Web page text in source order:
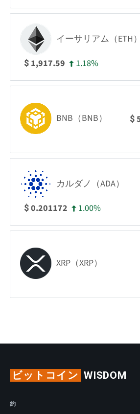
イーサリアム（ETH）
$ 1,917.59 1.18%
BNB（BNB） $
カルダノ（ADA）
$0.201172 1.00%
XRP（XRP）
ビットコイン WISDOM
約